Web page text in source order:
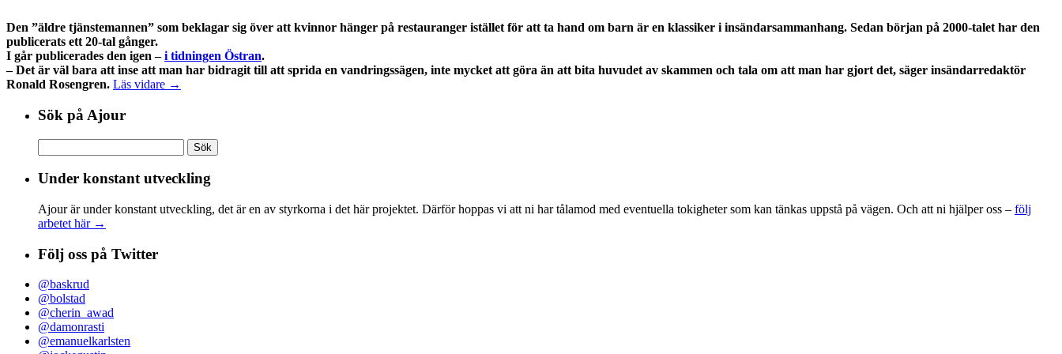
Den ”äldre tjänstemannen” som beklagar sig över att kvinnor hänger på restauranger istället för att ta hand om barn är en klassiker i insändarsammanhang. Sedan början på 2000-talet har den
publicerats ett 20-tal gånger.
I går publicerades den igen –i tidningen Östran.
– Det är väl bara att inse att man har bidragit till att sprida en vandringssägen, inte mycket att göra än att bita huvudet av skammen och tala om att man har gjort det, säger insändarredaktör
Ronald Rosengren. Läs vidare →
Sök på Ajour
efter:
Under konstant utveckling
Ajour är under konstant utveckling, det är en av styrkorna i det här projektet. Därför hoppas vi att ni har tålamod med eventuella tokigheter som kan tänkas uppstå på vägen. Och att ni hjälper oss – följ
arbetet här →
Följ oss på Twitter
@baskrud
@bolstad
@cherin_awad
@damonrasti
@emanuelkarlsten